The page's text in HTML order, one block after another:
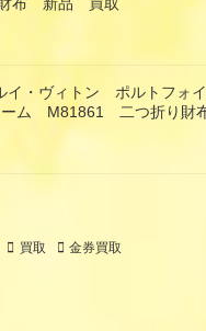
・ヴィトン ポルトフォ
ーム M81861 二つ折り
買取 金券買取